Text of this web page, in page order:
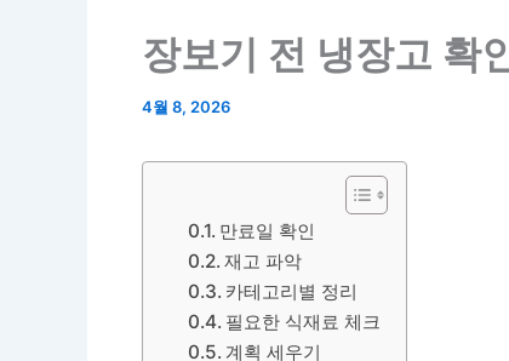
장보기 전 냉장고 확
4월 8, 2026
만료일 확인
재고 파악
카테고리별 정리
필요한 식재료 체크
계획 세우기